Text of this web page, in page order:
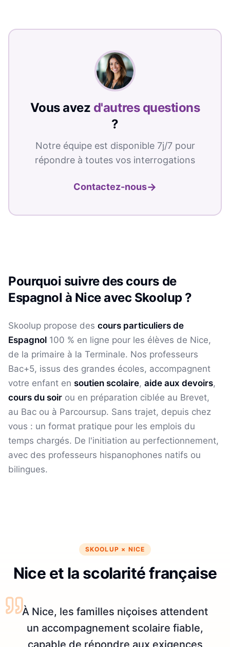
Vous avez d'autres questions
?
Notre équipe est disponible 7j/7 pour
répondre à toutes vos interrogations
Contactez-nous→
Pourquoi suivre des cours de
Espagnol à Niceavec Skoolup ?
Skoolup propose des cours particuliers de
Espagnol 100 % en ligne pour les élèves de Nice,
de la primaire à la Terminale. Nos professeurs
Bac+5, issus des grandes écoles, accompagnent
votre enfant en soutien scolaire, aide aux devoirs,
cours du soir ou en préparation ciblée au Brevet,
au Bac ou à Parcoursup. Sans trajet, depuis chez
vous : un format pratique pour les emplois du
temps chargés. De l'initiation au perfectionnement,
avec des professeurs hispanophones natifs ou
bilingues.
SKOOLUP × NICE
Nice et la scolarité française
À Nice, les familles niçoises attendent
un accompagnement scolaire fiable,
capable de répondre aux exigences